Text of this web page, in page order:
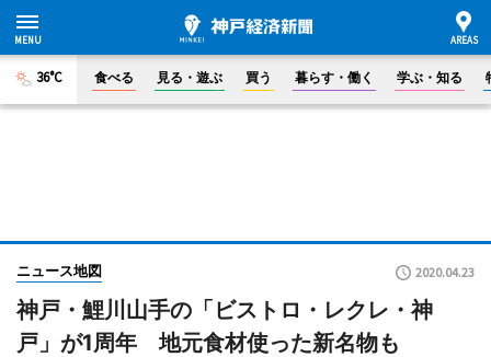
36°C 食べる 見る・遊ぶ 買う 暮らす・働く 学ぶ・知る
ニュース地図 2020.04.23
神戸・鯉川山手の「ビストロ・レクレ・神
戸」が1周年 地元食材使った新名物も